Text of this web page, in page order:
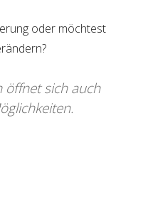
oder möchtest
öffnet sich auch